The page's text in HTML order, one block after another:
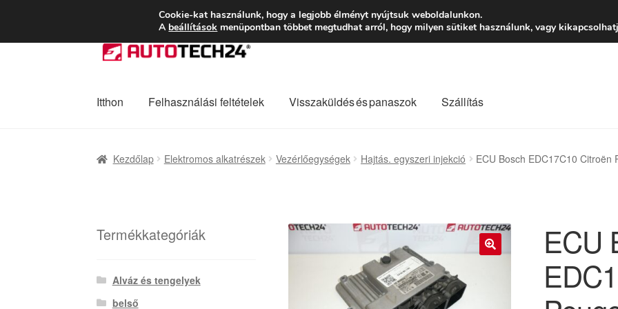
SZÁLLÍTÁS 2618 Ft-tól Hétfő-
Ugrás
a
Kilépés
a
Itthon Felhasználási feltételek Visszaküldés és panaszok Szállítás
Kezdőlap Elektromos alkatrészek Vezérlőegységek Hajtás. egyszeri injekció ECU Bosch EDC17C10
ECU
Termékkategóriák
Alváz és tengelyek
belső
Cookie-kat használunk, hogy a legjobb élményt nyújtsuk weboldalunkon.
A beállítások menüpontban többet megtudhat arról, hogy milyen sütiket használunk, vagy